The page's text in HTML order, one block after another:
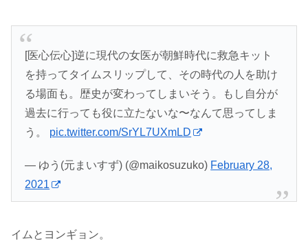
[医心伝心]逆に現代の女医が朝鮮時代に救急キット
を持ってタイムスリップして、その時代の人を助け
る場面も。歴史が変わってしまいそう。もし自分が
過去に行っても役に立たないな〜なんて思ってしま
う。 pic.twitter.com/SrYL7UXmLD
— ゆう(元まいすず) (@maikosuzuko) February 28,
2021
イムとヨンギョン。